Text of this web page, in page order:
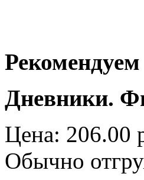
Дневники.
Цена: 206.00
Обычно